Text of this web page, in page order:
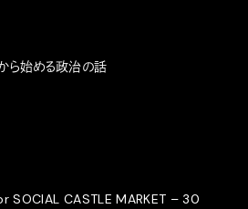
ら始める政治の話
SOCIAL CASTLE MARKET – 30